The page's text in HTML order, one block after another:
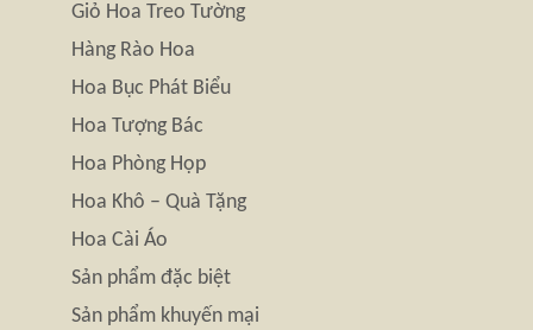
Giỏ Hoa Treo Tường
Hàng Rào Hoa
Hoa Bục Phát Biểu
Hoa Tượng Bác
Hoa Phòng Họp
Hoa Khô – Quà Tặng
Hoa Cài Áo
Sản phẩm đặc biệt
Sản phẩm khuyến mại